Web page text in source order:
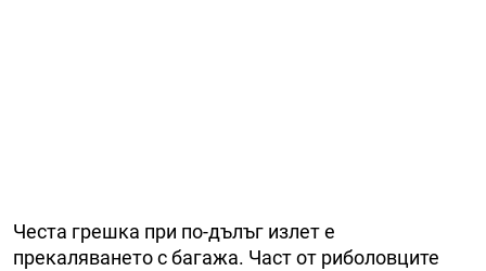
Честа грешка при по-дълъг излет е
прекаляването с багажа. Част от риболовците